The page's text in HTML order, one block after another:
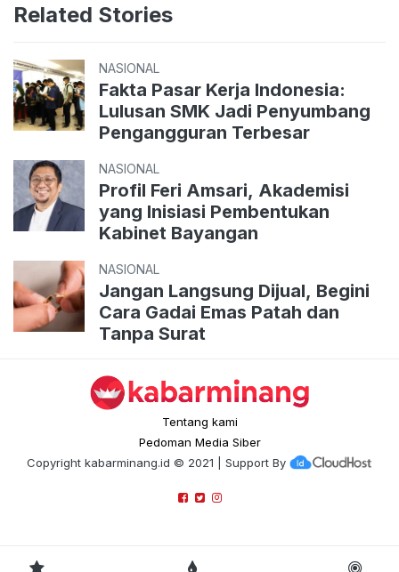
Related Stories
NASIONAL
Fakta Pasar Kerja Indonesia:
Lulusan SMK Jadi Penyumbang
Pengangguran Terbesar
NASIONAL
Profil Feri Amsari, Akademisi
yang Inisiasi Pembentukan
Kabinet Bayangan
NASIONAL
Jangan Langsung Dijual, Begini
Cara Gadai Emas Patah dan
Tanpa Surat
Tentang kami
Pedoman Media Siber
Copyright kabarminang.id © 2021 | Support By